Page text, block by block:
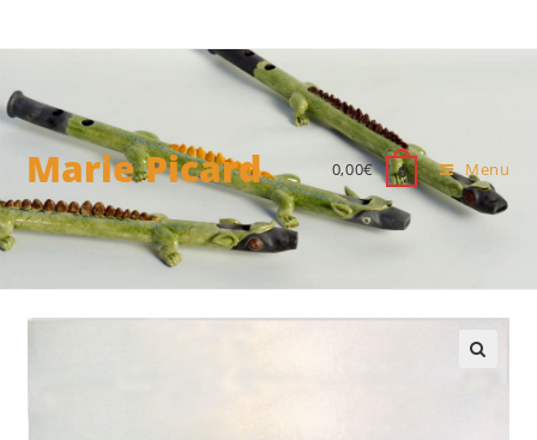
Marie Picard 0,00€ 0 Menu